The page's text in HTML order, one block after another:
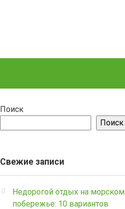
Как не
с партнерками
Поиск
Поиск
Свежие записи
Недорогой отдых на морском
побережье: 10 вариантов